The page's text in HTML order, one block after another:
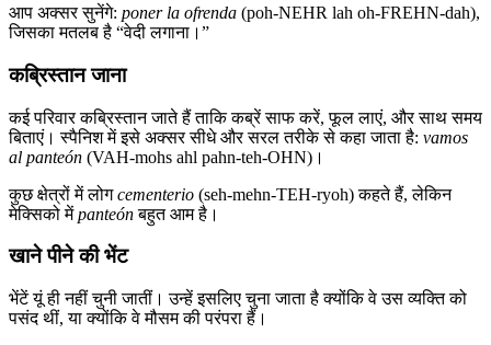
आप अक्सर सुनेंगे: poner la ofrenda (poh-NEHR lah oh-FREHN-dah),
जिसका मतलब है “वेदी लगाना।”
कब्रिस्तान जाना
कई परिवार कब्रिस्तान जाते हैं ताकि कब्रें साफ करें, फूल लाएं, और साथ समय
बिताएं। स्पैनिश में इसे अक्सर सीधे और सरल तरीके से कहा जाता है: vamos
al panteón (VAH-mohs ahl pahn-teh-OHN)।
कुछ क्षेत्रों में लोगcementerio (seh-mehn-TEH-ryoh) कहते हैं, लेकिन
मेक्सिको मेंpanteónबहुत आम है।
खाने पीने की भेंट
भेंटें यूं ही नहीं चुनी जातीं। उन्हें इसलिए चुना जाता है क्योंकि वे उस व्यक्ति को
पसंद थीं, या क्योंकि वे मौसम की परंपरा हैं।